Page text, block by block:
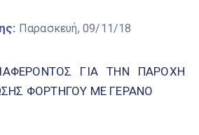
Παρασκευή, 09/11/18
ΓΙΑ ΤΗΝ ΠΑΡΟΧΗ
ΦΟΡΤΗΓΟΥ ΜΕ ΓΕΡΑΝΟ